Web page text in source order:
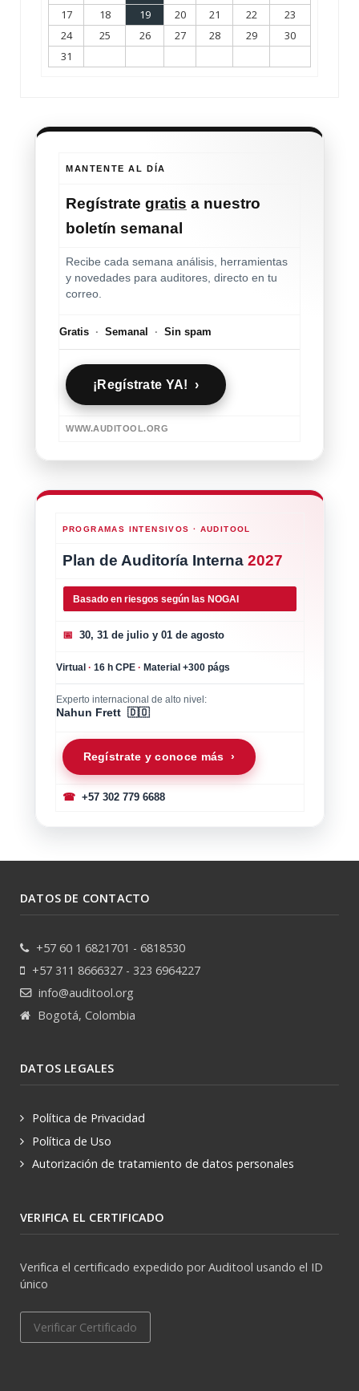
17
18 19 20 21 22
23
24
25 26 27 28 29
30
31
MANTENTE AL DÍA
Regístrate gratis a nuestro
boletín semanal
Recibe cada semana análisis, herramientas
y novedades para auditores, directo en tu
correo.
Gratis · Semanal · Sin spam
¡Regístrate YA! ›
WWW.AUDITOOL.ORG
PROGRAMAS INTENSIVOS · AUDITOOL
Plan de Auditoría Interna 2027
Basado en riesgos según las NOGAI
📅 30, 31 de julio y 01 de agosto
Virtual · 16 h CPE · Material +300 págs
Experto internacional de alto nivel:
Nahun Frett 🇩🇴
Regístrate y conoce más ›
☎+57 302 779 6688
DATOS DE CONTACTO
+57 60 1 6821701 - 6818530
+57 311 8666327 - 323 6964227
info@auditool.org
Bogotá, Colombia
DATOS LEGALES
Política de Privacidad
Política de Uso
Autorización de tratamiento de datos personales
VERIFICA EL CERTIFICADO
Verifica el certificado expedido por Auditool usando el ID
único
Verificar Certificado